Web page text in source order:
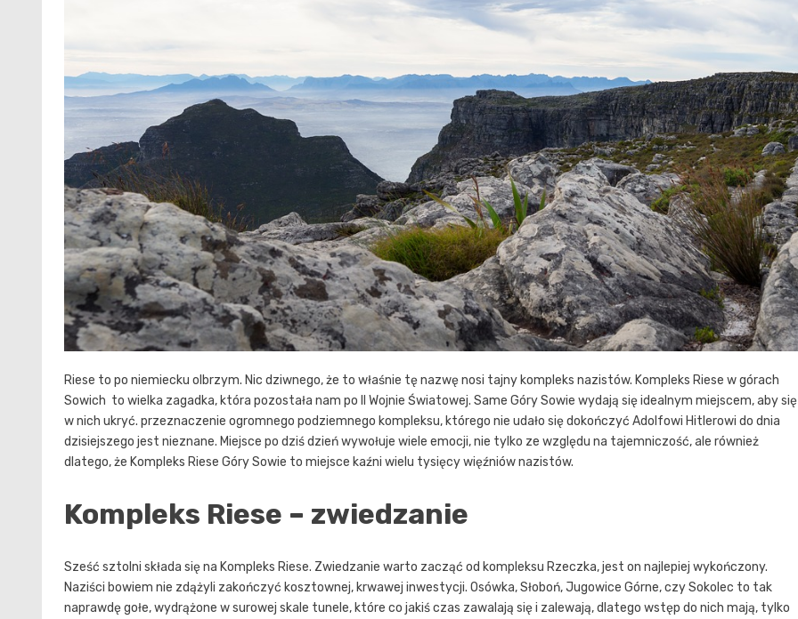
Riese to po niemiecku olbrzym. Nic dziwnego, że to właśnie tę nazwę nosi tajny kompleks nazistów. Kompleks Riese w górach
Sowich to wielka zagadka, która pozostała nam po II Wojnie Światowej. Same Góry Sowie wydają się idealnym miejscem, aby się
w nich ukryć. przeznaczenie ogromnego podziemnego kompleksu, którego nie udało się dokończyć Adolfowi Hitlerowi do dnia
dzisiejszego jest nieznane. Miejsce po dziś dzień wywołuje wiele emocji, nie tylko ze względu na tajemniczość, ale również
dlatego, że Kompleks Riese Góry Sowie to miejsce kaźni wielu tysięcy więźniów nazistów.
Kompleks Riese – zwiedzanie
Sześć sztolni składa się na Kompleks Riese. Zwiedzanie warto zacząć od kompleksu Rzeczka, jest on najlepiej wykończony.
Naziści bowiem nie zdążyli zakończyć kosztownej, krwawej inwestycji. Osówka, Słoboń, Jugowice Górne, czy Sokolec to tak
naprawdę gołe, wydrążone w surowej skale tunele, które co jakiś czas zawalają się i zalewają, dlatego wstęp do nich mają, tylko